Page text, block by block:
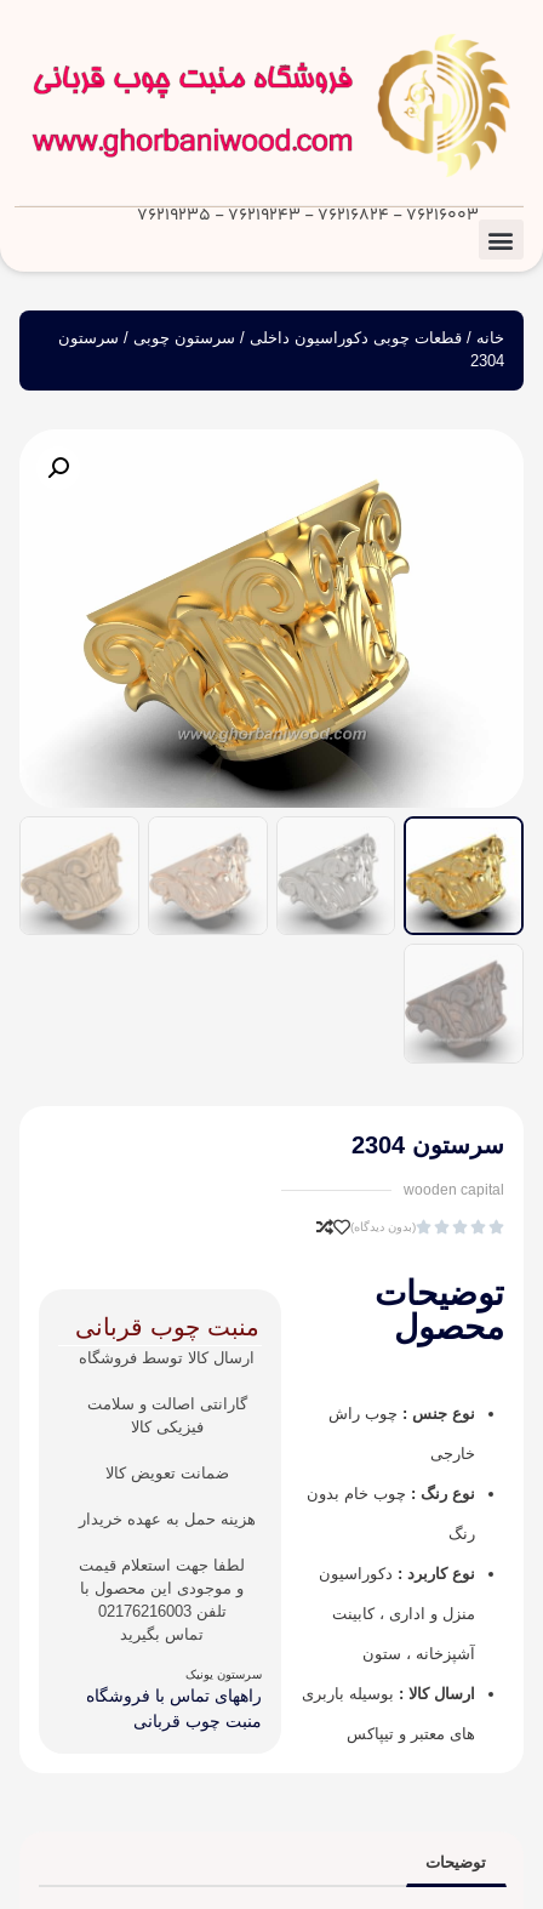
76216003 - 76216824 - 76219243 - 76219235
خانه / قطعات چوبی دکوراسیون داخلی / سرستون چوبی / سرستون
2304
سرستون 2304
wooden capital




(بدون دیدگاه)
توضیحات
محصول
نوع جنس : چوب راش
خارجی
نوع رنگ : چوب خام بدون
رنگ
نوع کاربرد : دکوراسیون
منزل و اداری ، کابینت
آشپزخانه ، ستون
ارسال کالا : بوسیله باربری
های معتبر و تیپاکس
منبت چوب قربانی
ارسال کالا توسط فروشگاه
گارانتی اصالت و سلامت
فیزیکی کالا
ضمانت تعویض کالا
هزینه حمل به عهده خریدار
لطفا جهت استعلام قیمت
و موجودی این محصول با
تلفن 02176216003
تماس بگیرید
سرستون یونیک
راههای تماس با فروشگاه
منبت چوب قربانی
توضیحات